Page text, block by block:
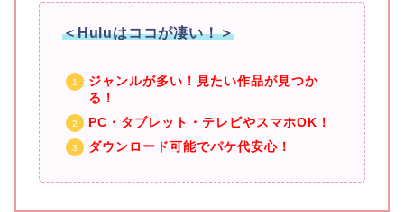
＜Huluはココが凄い！＞
ジャンルが多い！見たい作品が見つか
る！
PC・タブレット・テレビやスマホOK！
ダウンロード可能でパケ代安心！